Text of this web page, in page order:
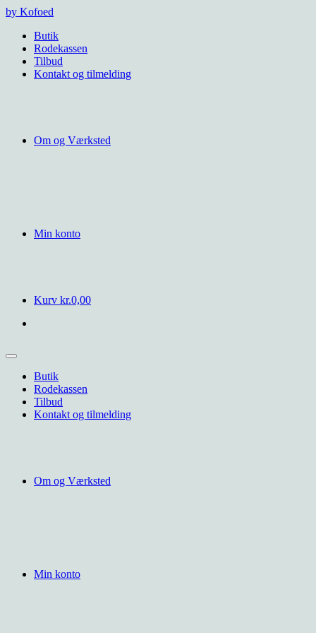
Videre
indhold
by Kofoed
Butik
Rodekassen
Tilbud
Kontakt og tilmelding
Om og Værksted
Min konto
Kurv kr.0,00
Butik
Rodekassen
Tilbud
Kontakt og tilmelding
Om og Værksted
Min konto